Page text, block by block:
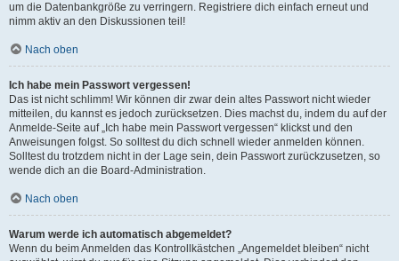
um die Datenbankgröße zu verringern. Registriere dich einfach erneut und
nimm aktiv an den Diskussionen teil!
Nach oben
Ich habe mein Passwort vergessen!
Das ist nicht schlimm! Wir können dir zwar dein altes Passwort nicht wieder
mitteilen, du kannst es jedoch zurücksetzen. Dies machst du, indem du auf der
Anmelde-Seite auf „Ich habe mein Passwort vergessen“ klickst und den
Anweisungen folgst. So solltest du dich schnell wieder anmelden können.
Solltest du trotzdem nicht in der Lage sein, dein Passwort zurückzusetzen, so
wende dich an die Board-Administration.
Nach oben
Warum werde ich automatisch abgemeldet?
Wenn du beim Anmelden das Kontrollkästchen „Angemeldet bleiben“ nicht